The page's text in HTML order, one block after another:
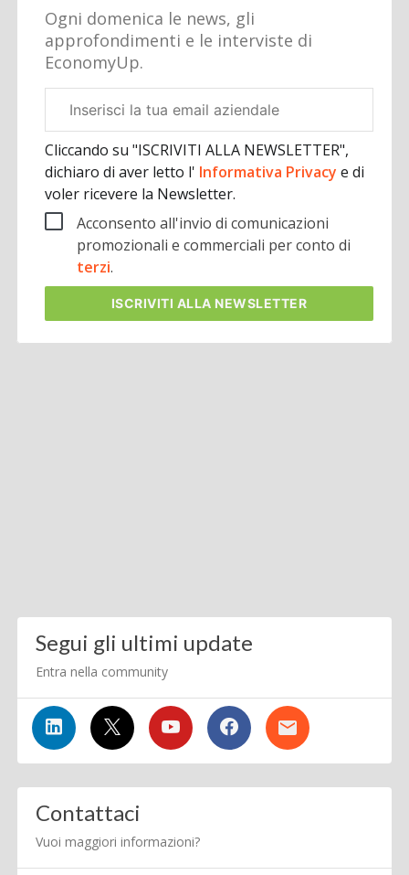
Ogni domenica le news, gli
approfondimenti e le interviste di
EconomyUp.
aziendale
Cliccando su "ISCRIVITI ALLA NEWSLETTER",
dichiaro di aver letto l' Informativa Privacye di
voler ricevere la Newsletter.
Acconsento all'invio di comunicazioni
promozionali e commerciali per conto di
terzi.
ISCRIVITI ALLA NEWSLETTER
Segui gli ultimi update
Entra nella community
Contattaci
Vuoi maggiori informazioni?